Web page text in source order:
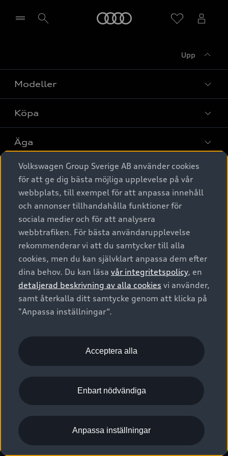
Upp
Modeller
Alla modeller
Elbilar
A6 modellerna
SUV
Avant
Audi Sport
Köpa
Privaterbjudanden
Privatleasing
Nya bilar i lager
Begagnade bilar i lager
Audi approved :plus - så gott som nya
Finansiering
Audi exclusive
Provkörning
Äga
Service & tillbehör
Audi digital services
Originaltillbehör - köp online
Garantier
Försäkring
Digitala manualer för din Audi
Audi Collection – livsstilsartiklar
Vanliga frågor
2G/3G nätet stängs ned - Hur påverkas min bil av detta?
Tjänstebil
Tjänstebil
Business lease online
Företagsleasing
Om Audi Sverige
Kontakta oss
Audi Återförsäljare/-serviceverkstad
myAudi
Pressmeddelanden
Nyhetsbrev
Vårt hållbarhetsarbete
Lediga tjänster huvudkontor
Lediga tjänster hos Audi Återförsäljare
Kommentar till mediauppgifter om dataläcka
© 2026 AUDI SVERIGE. All Rights Reserved.
Utgivare Juridiskt
Juridiskt Audi AG
Juridiskt Audi Digital Giveaway
Anpassa inställningar för cookies
Visselblåsarkanaler
Volkswagen Group Sverige AB använder cookies
för att ge dig bästa möjliga upplevelse på vår
webbplats, till exempel för att anpassa innehåll
och annonser tillhandahålla funktioner för
sociala medier och för att analysera
webbtrafiken. För bästa användarupplevelse
rekommenderar vi att du samtycker till alla
cookies, men du kan självklart anpassa dem efter
dina behov. Du kan läsa vår integritetspolicy, en
detaljerad beskrivning av alla cookies vi använder,
samt återkalla ditt samtycke genom att klicka på
"Anpassa inställningar“.
Acceptera alla
Enbart nödvändiga
Anpassa inställningar